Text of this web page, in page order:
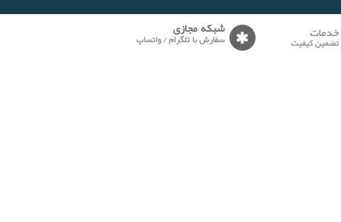
خدمات
تضمین کیفیت
شبکه مجازی
سفارش با تلگرام / واتساپ